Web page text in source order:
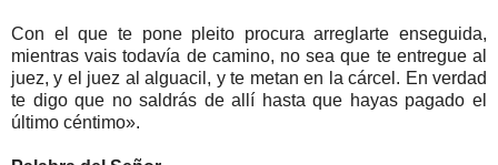
Con el que te pone pleito procura arreglarte enseguida,
mientras vais todavía de camino, no sea que te entregue al
juez, y el juez al alguacil, y te metan en la cárcel. En verdad
te digo que no saldrás de allí hasta que hayas pagado el
último céntimo».